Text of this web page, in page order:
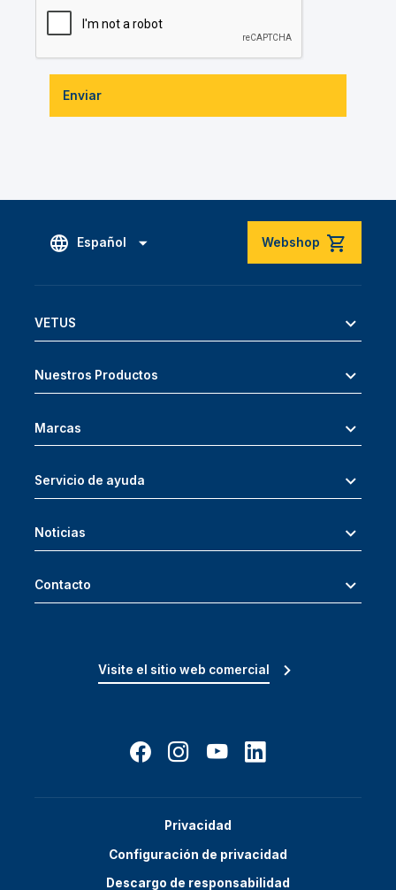
Enviar
Español Webshop
VETUS
Nuestros Productos
Marcas
Servicio de ayuda
Noticias
Contacto
Visite el sitio web comercial
Privacidad
Configuración de privacidad
Descargo de responsabilidad